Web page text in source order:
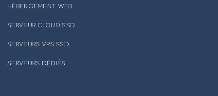
HÉBERGEMENT WEB
SERVEUR CLOUD SSD
SERVEURS VPS SSD
SERVEURS DÉDIÉS